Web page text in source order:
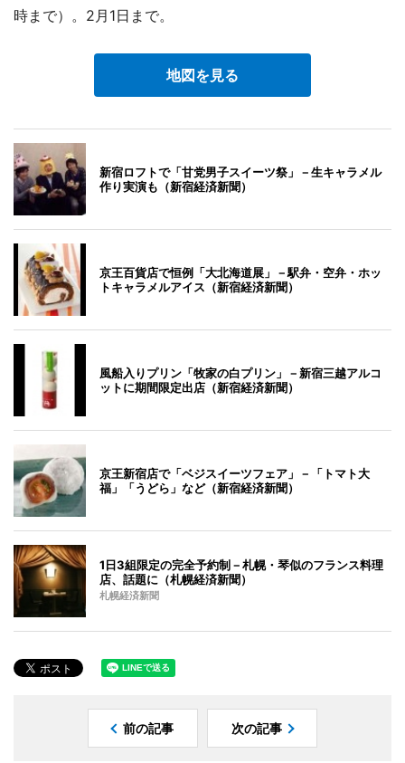
時まで）。2月1日まで。
地図を見る
新宿ロフトで「甘党男子スイーツ祭」－生キャラメル
作り実演も（新宿経済新聞）
京王百貨店で恒例「大北海道展」－駅弁・空弁・ホッ
トキャラメルアイス（新宿経済新聞）
風船入りプリン「牧家の白プリン」－新宿三越アルコ
ットに期間限定出店（新宿経済新聞）
京王新宿店で「ベジスイーツフェア」－「トマト大
福」「うどら」など（新宿経済新聞）
1日3組限定の完全予約制－札幌・琴似のフランス料理
店、話題に（札幌経済新聞）
札幌経済新聞
前の記事 次の記事